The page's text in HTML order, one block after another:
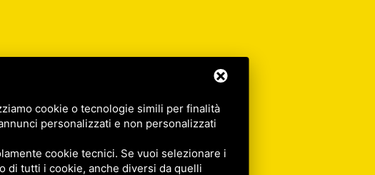
cookie o tecnologie simili per finalità
personalizzati e non personalizzati
cookie tecnici. Se vuoi selezionare i
di tutti i cookie, anche diversi da quelli